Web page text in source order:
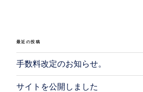
ー
シ
ン
稿
最近の投稿
手数料改定のお知らせ。
サイトを公開しました